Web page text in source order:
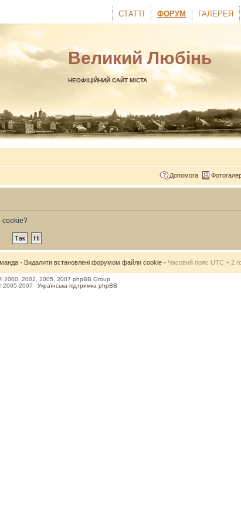
ГАЛЕРЕЯ
ФОРУМ
СТАТТІ
Великий Любінь
НЕОФІЦІЙНИЙ САЙТ МІСТА
Допомога
cookie?
• Видалити встановлені форумом файли cookie • Часовий пояс UTC + 2
2000, 2002, 2005, 2007 phpBB Group
2005-2007
Українська підтримка phpBB